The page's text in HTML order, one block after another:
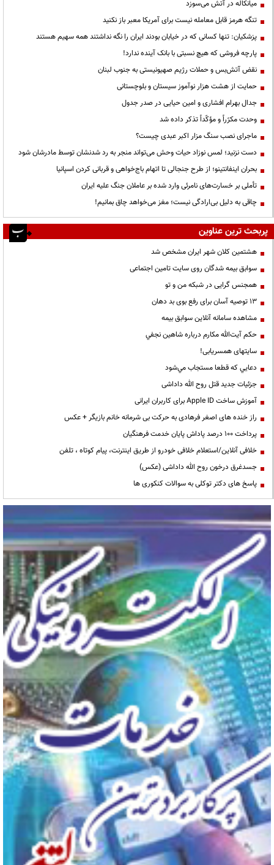
میانکاله در آتش می‌سوزد
تنگه هرمز قابل معامله نیست برای آمریکا معبر باز نکنید
پزشکیان: تنها کسانی که در خیابان بودند ایران را نگه نداشتند همه سهیم هستند
پارچه فروشی که هیچ نسبتی با بانک آینده ندارد!
نقض آتش‌بس و حملات رژیم صهیونیستی به جنوب لبنان
حمایت از هشت هزار نوآموز سیستان و بلوچستانی
جدال بهرام افشاری و امین حیایی در صدر جدول
وحدت مکرّراً و مؤکّداً تذکر داده شد
ماجرای نصب سنگ مزار اکبر عبدی چیست؟
دست نزنید؛ لمس نوزاد حیات وحش می‌تواند منجر به رد شدنشان توسط مادرشان شود
بحران اینفانتینو؛ از طرح جنجالی تا اتهام باج‌خواهی و قربانی کردن اسپانیا
تأملی بر خسارت‌های نامرئی وارد شده بر عاملان جنگ علیه ایران
چاقی به دلیل بی‌ارادگی نیست؛ مغز می‌خواهد چاق بمانیم!
پربحث ترین عناوین
هشتمین کلان شهر ایران مشخص شد
سوابق بیمه شدگان روی سایت تامین اجتماعی
همجنس گرایی در شبکه من و تو
13 توصیه آسان برای رفع بوی بد دهان
مشاهده سامانه آنلاين سوابق بیمه
حكم آيت‌الله مكارم درباره شاهين نجفي
سایتهای همسریابی!
دعايي كه قطعا مستجاب مي‌شود
جزئیات جدید قتل روح الله داداشی
آموزش ساخت Apple ID برای کاربران ایرانی
راز خنده های اصغر فرهادی به حرکت بی شرمانه خانم بازیگر + عکس
پرداخت ۱۰۰ درصد پاداش پایان خدمت فرهنگیان
خلافی آنلاین/استعلام خلافی خودرو از طریق اینترنت، پیام کوتاه ، تلفن
جسدغرق درخون روح الله داداشی (عکس)
پاسخ های دکتر توکلی به سوالات کنکوری ها